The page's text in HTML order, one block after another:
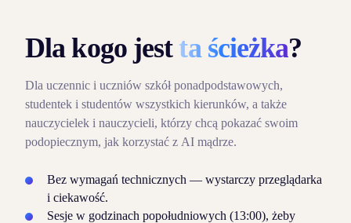
Dla kogo jestta ścieżka?
Dla uczennic i uczniów szkół ponadpodstawowych,
studentek i studentów wszystkich kierunków, a także
nauczycielek i nauczycieli, którzy chcą pokazać swoim
podopiecznym, jak korzystać z AI mądrze.
Bez wymagań technicznych — wystarczy przeglądarka
i ciekawość.
Sesje w godzinach popołudniowych (13:00), żeby